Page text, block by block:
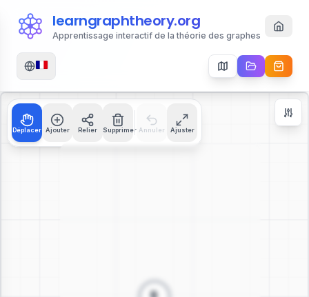
learngraphtheory.org
Apprentissage interactif de la théorie des graphes
Déplacer Ajouter Relier Supprimer Annuler Ajuster
Ajuster à l'Écran